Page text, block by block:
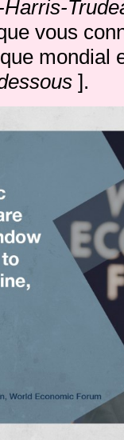
vous
mondial
].